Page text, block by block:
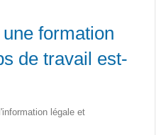
formation
de travail est-
légale et